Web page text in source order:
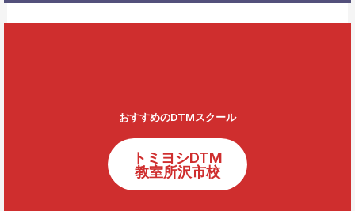
おすすめのDTMスクール
トミヨシDTM
教室所沢市校